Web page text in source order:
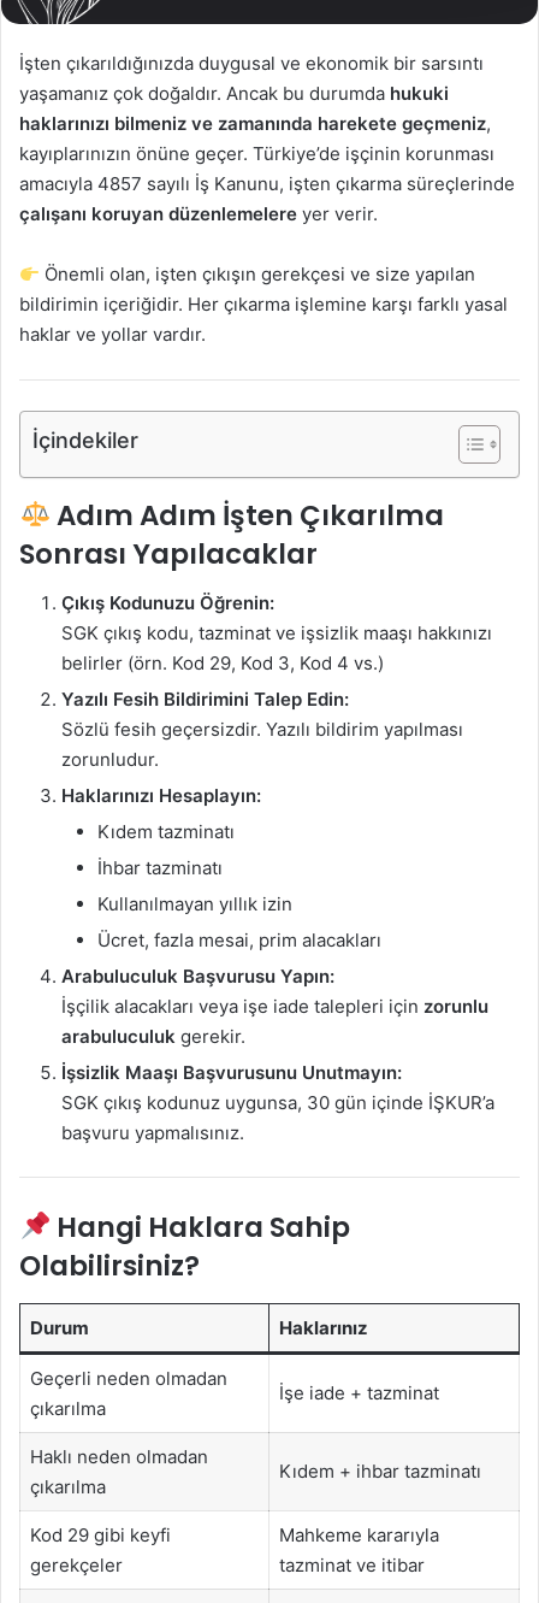
İşten çıkarıldığınızda duygusal ve ekonomik bir sarsıntı
yaşamanız çok doğaldır. Ancak bu durumda hukuki
haklarınızı bilmeniz ve zamanında harekete geçmeniz,
kayıplarınızın önüne geçer. Türkiye’de işçinin korunması
amacıyla 4857 sayılı İş Kanunu, işten çıkarma süreçlerinde
çalışanı koruyan düzenlemelere yer verir.
Önemli olan, işten çıkışın gerekçesi ve size yapılan
bildirimin içeriğidir. Her çıkarma işlemine karşı farklı yasal
haklar ve yollar vardır.
İçindekiler
Adım Adım İşten Çıkarılma
Sonrası Yapılacaklar
Çıkış Kodunuzu Öğrenin:
SGK çıkış kodu, tazminat ve işsizlik maaşı hakkınızı
belirler (örn. Kod 29, Kod 3, Kod 4 vs.)
Yazılı Fesih Bildirimini Talep Edin:
Sözlü fesih geçersizdir. Yazılı bildirim yapılması
zorunludur.
Haklarınızı Hesaplayın:
Kıdem tazminatı
İhbar tazminatı
Kullanılmayan yıllık izin
Ücret, fazla mesai, prim alacakları
Arabuluculuk Başvurusu Yapın:
İşçilik alacakları veya işe iade talepleri için zorunlu
arabuluculuk gerekir.
İşsizlik Maaşı Başvurusunu Unutmayın:
SGK çıkış kodunuz uygunsa, 30 gün içinde İŞKUR’a
başvuru yapmalısınız.
Hangi Haklara Sahip
Olabilirsiniz?
Durum Haklarınız
Geçerli neden olmadan
çıkarılma
İşe iade + tazminat
Haklı neden olmadan
çıkarılma
Kıdem + ihbar tazminatı
Kod 29 gibi keyfi
gerekçeler
Mahkeme kararıyla
tazminat ve itibar